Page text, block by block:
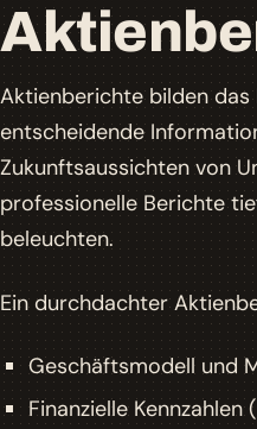
Aktienberichte bilden
entscheidende
Zukunftsaussichten von
professionelle Berichte
beleuchten.
Ein durchdachter
Geschäftsmodell und
Finanzielle Kennzahlen